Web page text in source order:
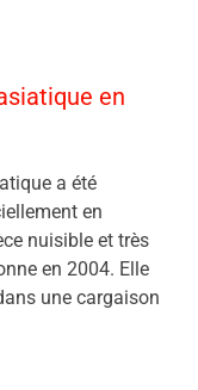
en
a été
en
nuisible et très
en 2004. Elle
une cargaison